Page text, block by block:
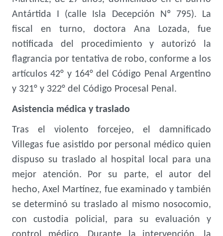
Antártida I (calle Isla Decepción Nº 795). La
fiscal en turno, doctora Ana Lozada, fue
notificada del procedimiento y autorizó la
flagrancia por tentativa de robo, conforme a los
artículos 42° y 164° del Código Penal Argentino
y 321° y 322° del Código Procesal Penal.
Asistencia médica y traslado
Tras el violento forcejeo, el damnificado
Villegas fue asistido por personal médico quien
dispuso su traslado al hospital local para una
mejor atención. Por su parte, el autor del
hecho, Axel Martínez, fue examinado y también
se determinó su traslado al mismo nosocomio,
con custodia policial, para su evaluación y